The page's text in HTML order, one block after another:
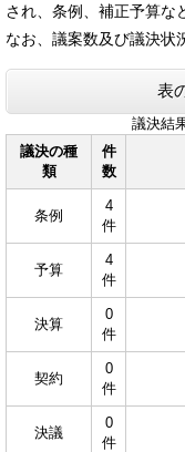
され、条例、補正予算な
なお、議案数及び議決状
表
議決結
議決の種
類
件
数
条例
4
件
予算
4
件
決算
0
件
契約
0
件
決議
0
件